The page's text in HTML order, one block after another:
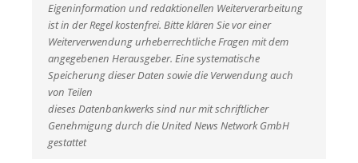
Eigeninformation und redaktionellen Weiterverarbeitung
ist in der Regel kostenfrei. Bitte klären Sie vor einer
Weiterverwendung urheberrechtliche Fragen mit dem
angegebenen Herausgeber. Eine systematische
Speicherung dieser Daten sowie die Verwendung auch
von Teilen
dieses Datenbankwerks sind nur mit schriftlicher
Genehmigung durch die United News Network GmbH
gestattet